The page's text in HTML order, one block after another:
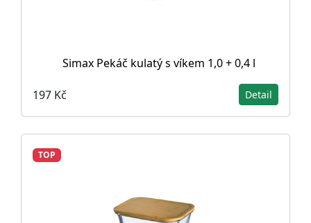
Simax Pekáč kulatý s víkem 1,0 + 0,4 l
197 Kč Detail
TOP